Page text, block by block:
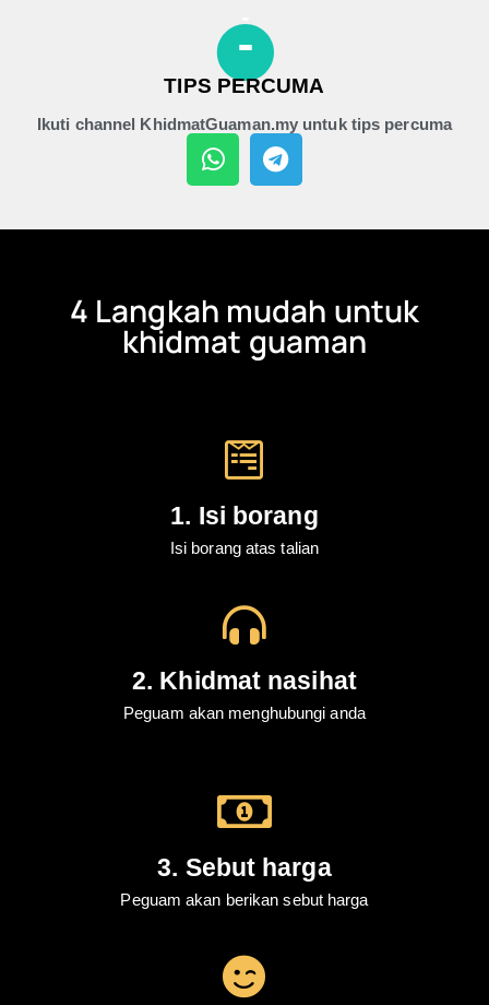
TIPS PERCUMA
Ikuti channel KhidmatGuaman.my untuk tips percuma
4 Langkah mudah untuk
khidmat guaman
1. Isi borang
Isi borang atas talian
2. Khidmat nasihat
Peguam akan menghubungi anda
3. Sebut harga
Peguam akan berikan sebut harga